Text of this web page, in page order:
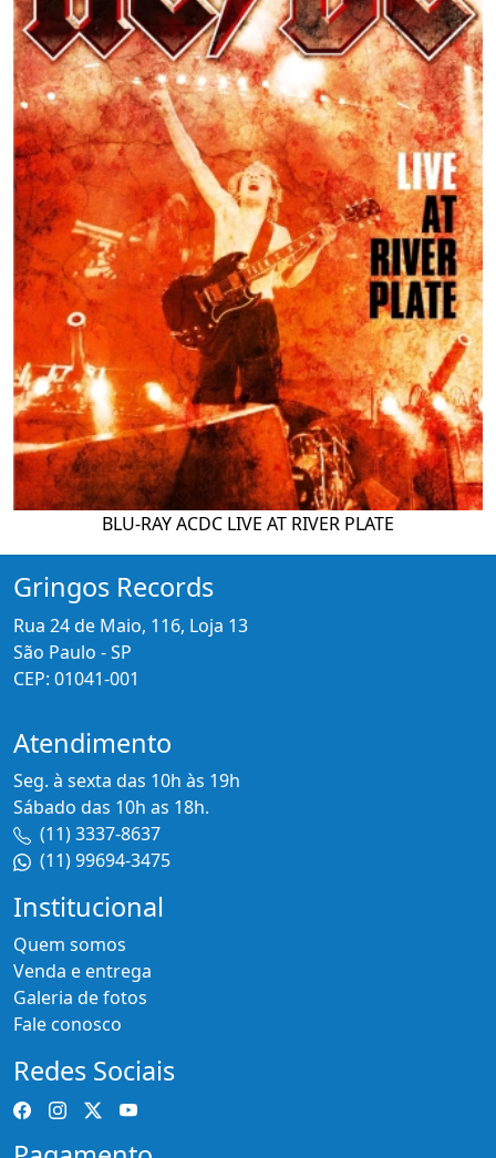
BLU-RAY ACDC LIVE AT RIVER PLATE
Gringos Records
Rua 24 de Maio, 116, Loja 13
São Paulo - SP
CEP: 01041-001
Atendimento
Seg. à sexta das 10h às 19h
Sábado das 10h as 18h.
(11) 3337-8637
(11) 99694-3475
Institucional
Quem somos
Venda e entrega
Galeria de fotos
Fale conosco
Redes Sociais